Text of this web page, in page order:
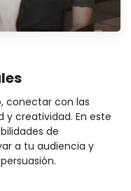
conectar con las
y creatividad. En este
de
a tu audiencia y